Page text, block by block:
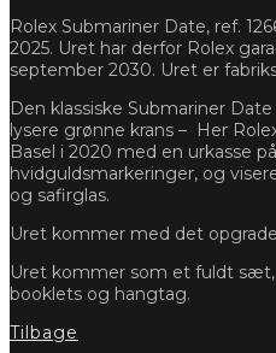
Rolex Submariner Date, ref.
2025. Uret har derfor Rolex
september 2030. Uret er
Den klassiske Submariner
lysere grønne krans – Her
Basel i 2020 med en urkasse
hvidguldsmarkeringer, og
og safirglas.
Uret kommer med det
Uret kommer som et fuldt
booklets og hangtag.
Tilbage